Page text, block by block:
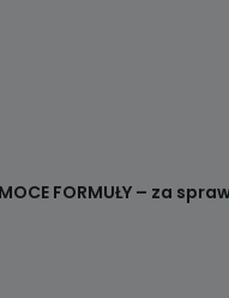
FORMUŁY – za